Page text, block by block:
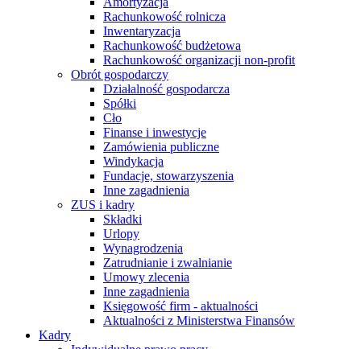
Rachunkowość rolnicza
Inwentaryzacja
Rachunkowość budżetowa
Rachunkowość organizacji non-profit
Obrót gospodarczy
Działalność gospodarcza
Spółki
Cło
Finanse i inwestycje
Zamówienia publiczne
Windykacja
Fundacje, stowarzyszenia
Inne zagadnienia
ZUS i kadry
Składki
Urlopy
Wynagrodzenia
Zatrudnianie i zwalnianie
Umowy zlecenia
Inne zagadnienia
Księgowość firm - aktualności
Aktualności z Ministerstwa Finansów
Kadry